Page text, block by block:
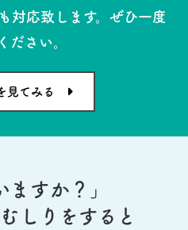
対応致します。ぜひ一度
ださい。
見てみる
ますか？」
しりをすると